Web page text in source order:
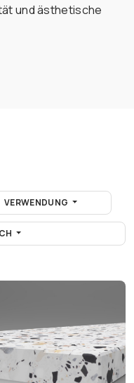
und ästhetische
VERWENDUNG